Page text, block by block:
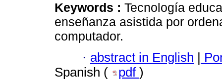
Keywords : Tecnología
enseñanza asistida por
computador.
· abstract in English |
Spanish (
pdf )